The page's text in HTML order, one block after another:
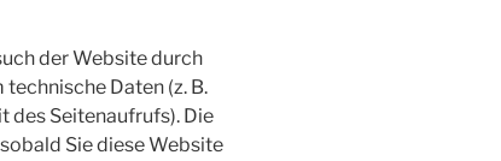
der Website durch
Daten (z. B.
des Seitenaufrufs). Die
Sie diese Website